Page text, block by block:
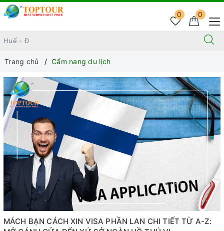
0
0
Trang chủ Cẩm nang du lịch
MÁCH BẠN CÁCH XIN VISA PHẦN LAN CHI TIẾT TỪ A-Z: